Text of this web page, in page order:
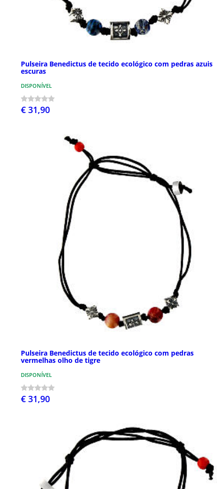
Pulseira Benedictus de tecido ecológico com pedras azuis
escuras
DISPONÍVEL
€ 31,90
Pulseira Benedictus de tecido ecológico com pedras
vermelhas olho de tigre
DISPONÍVEL
€ 31,90